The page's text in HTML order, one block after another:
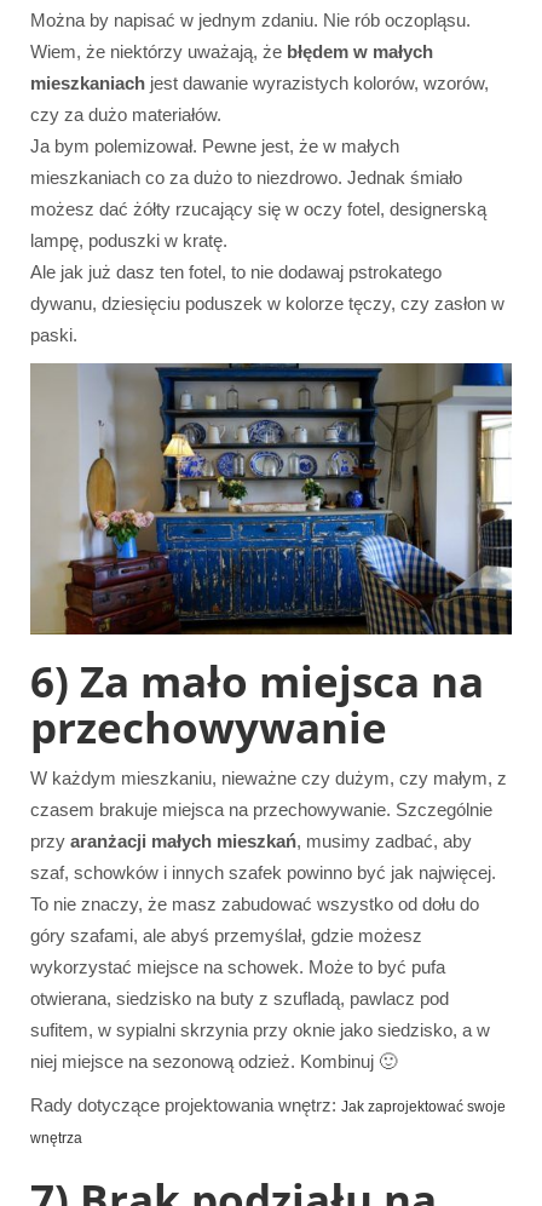
Można by napisać w jednym zdaniu. Nie rób oczopląsu.
Wiem, że niektórzy uważają, że błędem w małych
mieszkaniach jest dawanie wyrazistych kolorów, wzorów,
czy za dużo materiałów.
Ja bym polemizował. Pewne jest, że w małych
mieszkaniach co za dużo to niezdrowo. Jednak śmiało
możesz dać żółty rzucający się w oczy fotel, designerską
lampę, poduszki w kratę.
Ale jak już dasz ten fotel, to nie dodawaj pstrokatego
dywanu, dziesięciu poduszek w kolorze tęczy, czy zasłon w
paski.
6) Za mało miejsca na
przechowywanie
W każdym mieszkaniu, nieważne czy dużym, czy małym, z
czasem brakuje miejsca na przechowywanie. Szczególnie
przy aranżacji małych mieszkań, musimy zadbać, aby
szaf, schowków i innych szafek powinno być jak najwięcej.
To nie znaczy, że masz zabudować wszystko od dołu do
góry szafami, ale abyś przemyślał, gdzie możesz
wykorzystać miejsce na schowek. Może to być pufa
otwierana, siedzisko na buty z szufladą, pawlacz pod
sufitem, w sypialni skrzynia przy oknie jako siedzisko, a w
niej miejsce na sezonową odzież. Kombinuj 🙂
Rady dotyczące projektowania wnętrz: Jak zaprojektować swoje
wnętrza